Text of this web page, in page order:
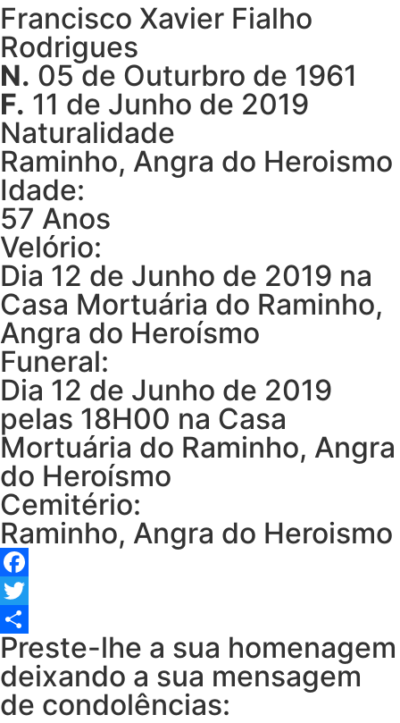
Francisco Xavier Fialho
Rodrigues
N. 05 de Outurbro de 1961
F. 11 de Junho de 2019
Naturalidade
Raminho, Angra do Heroismo
Idade:
57 Anos
Velório:
Dia 12 de Junho de 2019 na
Casa Mortuária do Raminho,
Angra do Heroísmo
Funeral:
Dia 12 de Junho de 2019
pelas 18H00 na Casa
Mortuária do Raminho, Angra
do Heroísmo
Cemitério:
Raminho, Angra do Heroismo
Facebook
Twitter
Share
Preste-lhe a sua homenagem
deixando a sua mensagem
de condolências: